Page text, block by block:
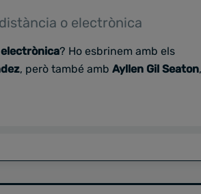
o electrònica
? Ho esbrinem amb els
, però també amb Ayllen Gil Seaton,